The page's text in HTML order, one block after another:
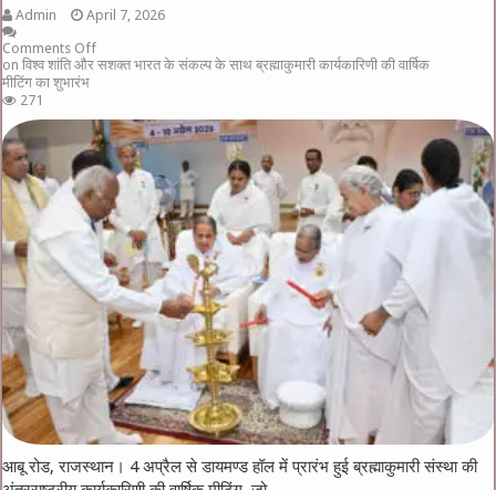
Admin
April 7, 2026
Comments Off
on विश्व शांति और सशक्त भारत के संकल्प के साथ ब्रह्माकुमारी कार्यकारिणी की वार्षिक
मीटिंग का शुभारंभ
271
आबू रोड, राजस्थान। 4 अप्रैल से डायमण्ड हॉल में प्रारंभ हुई ब्रह्माकुमारी संस्था की